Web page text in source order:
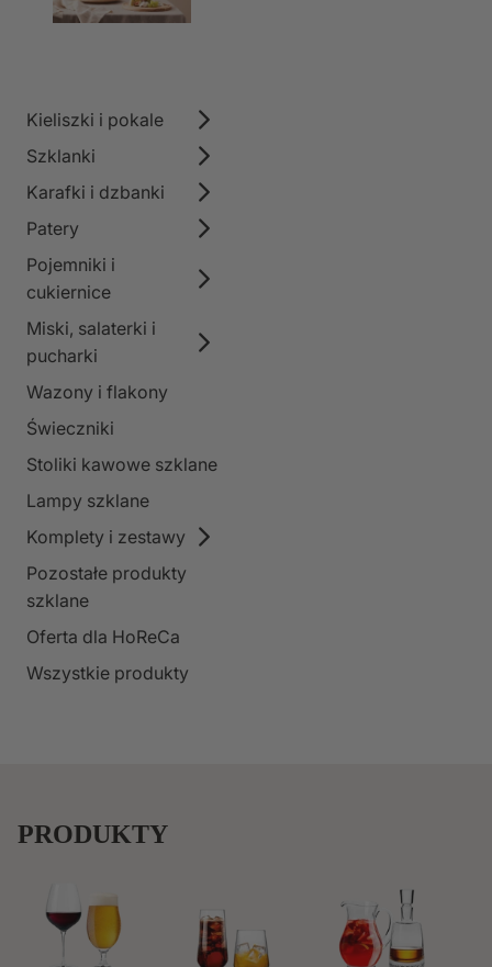
Kieliszki i pokale
Szklanki
Karafki i dzbanki
Patery
Pojemniki i
cukiernice
Miski, salaterki i
pucharki
Wazony i flakony
Świeczniki
Stoliki kawowe szklane
Lampy szklane
Komplety i zestawy
Pozostałe produkty
szklane
Oferta dla HoReCa
Wszystkie produkty
PRODUKTY